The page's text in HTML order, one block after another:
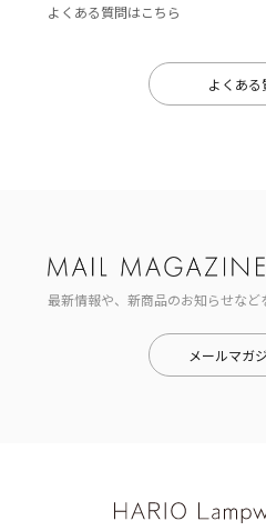
よくある質問はこちら
よくある
最新情報や、新商品のお知らせなど
メールマガ